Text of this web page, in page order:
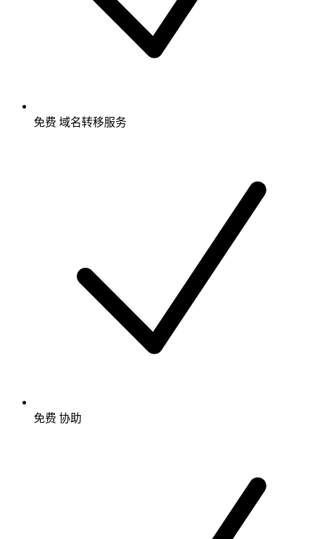
免费 域名转移服务
免费 协助